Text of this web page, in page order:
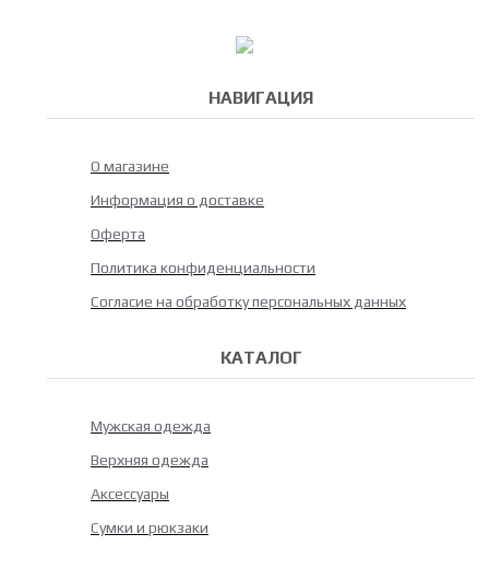
НАВИГАЦИЯ
О магазине
Информация о доставке
Оферта
Политика конфиденциальности
Согласие на обработку персональных данных
КАТАЛОГ
Мужская одежда
Верхняя одежда
Аксессуары
Сумки и рюкзаки